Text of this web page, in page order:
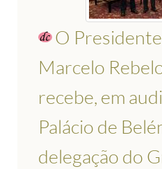
O
Marcelo
recebe, em
Palácio de
delegação do